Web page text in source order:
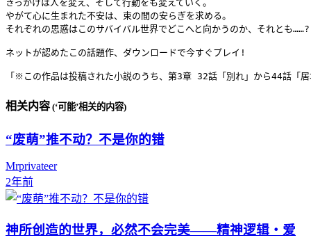
きっかけは人を変え、そして行動をも変えていく。
やがて心に生まれた不安は、束の間の安らぎを求める。
それぞれの思惑はこのサバイバル世界でどこへと向かうのか、それとも……?
ネットが認めたこの話題作、ダウンロードで今すぐプレイ!
「※この作品は投稿された小説のうち、第3章 32話「別れ」から44話「
相关内容 (‘可能’相关的内容)
“废萌”推不动？不是你的错
Mrprivateer
2年前
神所创造的世界，必然不会完美——精神逻辑・爱